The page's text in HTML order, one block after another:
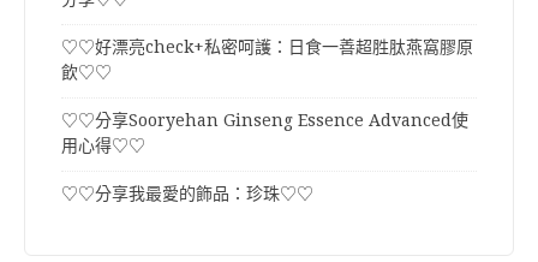
♡♡好漂亮check+私密呵護：日食一善超胜肽燕窩膠原
飲♡♡
♡♡分享Sooryehan Ginseng Essence Advanced使
用心得♡♡
♡♡分享我最愛的飾品：珍珠♡♡